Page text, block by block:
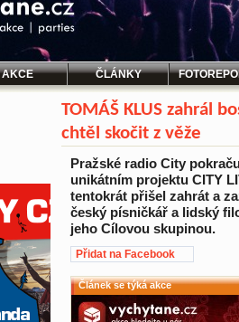
AKCE ČLÁNKY
TOMÁŠ KLUS zahrál
chtěl skočit z věže
Pražské radio City
unikátním projektu CITY
tentokrát přišel zahrát a
český písničkář a lidský
jeho Cílovou skupinou.
Přidat na Facebook
Článek se týká akce